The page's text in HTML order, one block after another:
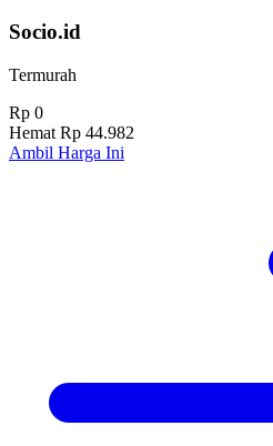
Socio.id
Termurah
Rp 0
Hemat Rp 44.982
Ambil Harga Ini